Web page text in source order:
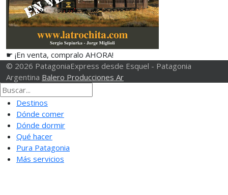
☛ ¡En venta, compralo AHORA!
© 2026 PatagoniaExpress desde Esquel - Patagonia
Argentina Balero Producciones Ar
Destinos
Dónde comer
Dónde dormir
Qué hacer
Pura Patagonia
Más servicios